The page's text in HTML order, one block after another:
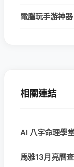
電腦玩手游神
相關連結
AI 八字命理學堂
馬雅13月亮曆